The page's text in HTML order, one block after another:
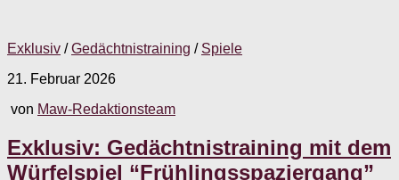
Exklusiv /Gedächtnistraining / Spiele
21. Februar 2026
von Maw-Redaktionsteam
Exklusiv: Gedächtnistraining mit dem
Würfelspiel “Frühlingsspaziergang”